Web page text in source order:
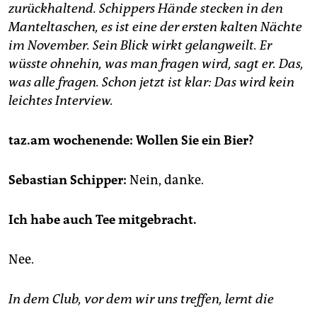
zurückhaltend. Schippers Hände stecken in den
Manteltaschen, es ist eine der ersten kalten Nächte
im November. Sein Blick wirkt gelangweilt. Er
wüsste ohnehin, was man fragen wird, sagt er. Das,
was alle fragen. Schon jetzt ist klar: Das wird kein
leichtes Interview.
taz.am wochenende: Wollen Sie ein Bier?
Sebastian Schipper: Nein, danke.
Ich habe auch Tee mitgebracht.
Nee.
In dem Club, vor dem wir uns treffen, lernt die